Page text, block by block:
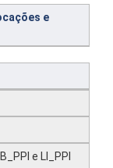
e
e LI_PPI